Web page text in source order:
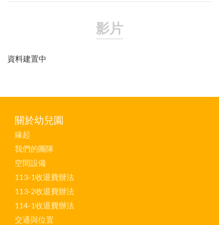
影片
資料建置中
關於幼兒園
緣起
我們的團隊
空間設備
113-1收退費辦法
113-2收退費辦法
114-1收退費辦法
交通與位置